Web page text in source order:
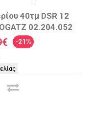
40τμ DSR 12
02.204.052
-21%